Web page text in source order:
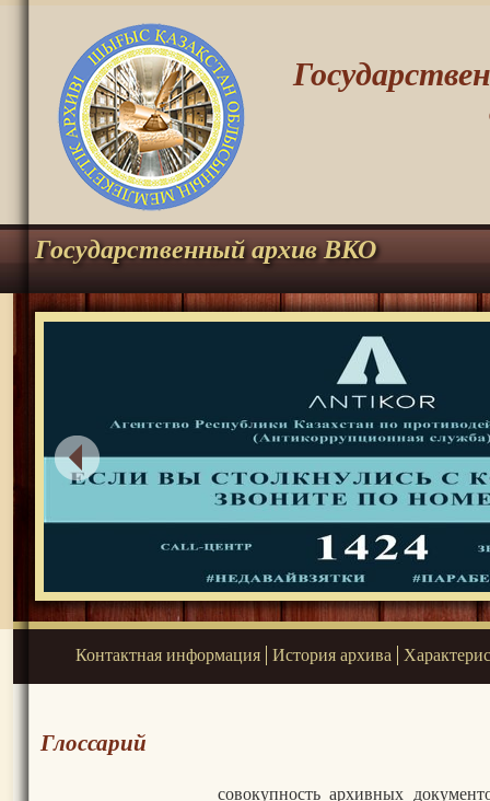
Государственный архив ВКО
Контактная информация История архива
Глоссарий
совокупность архивных